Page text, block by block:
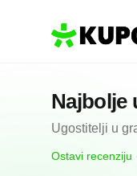
Najbolje
Ugostitelji u
Ostavi recenziju